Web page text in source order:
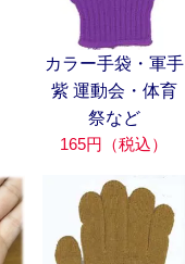
カラー手袋・軍手
紫 運動会・体育
祭など
165円（税込）